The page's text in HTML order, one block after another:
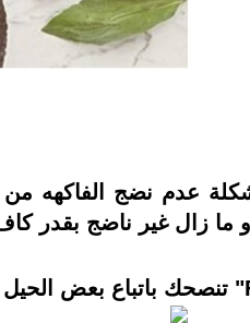
ما زال غير ناضج بقدر